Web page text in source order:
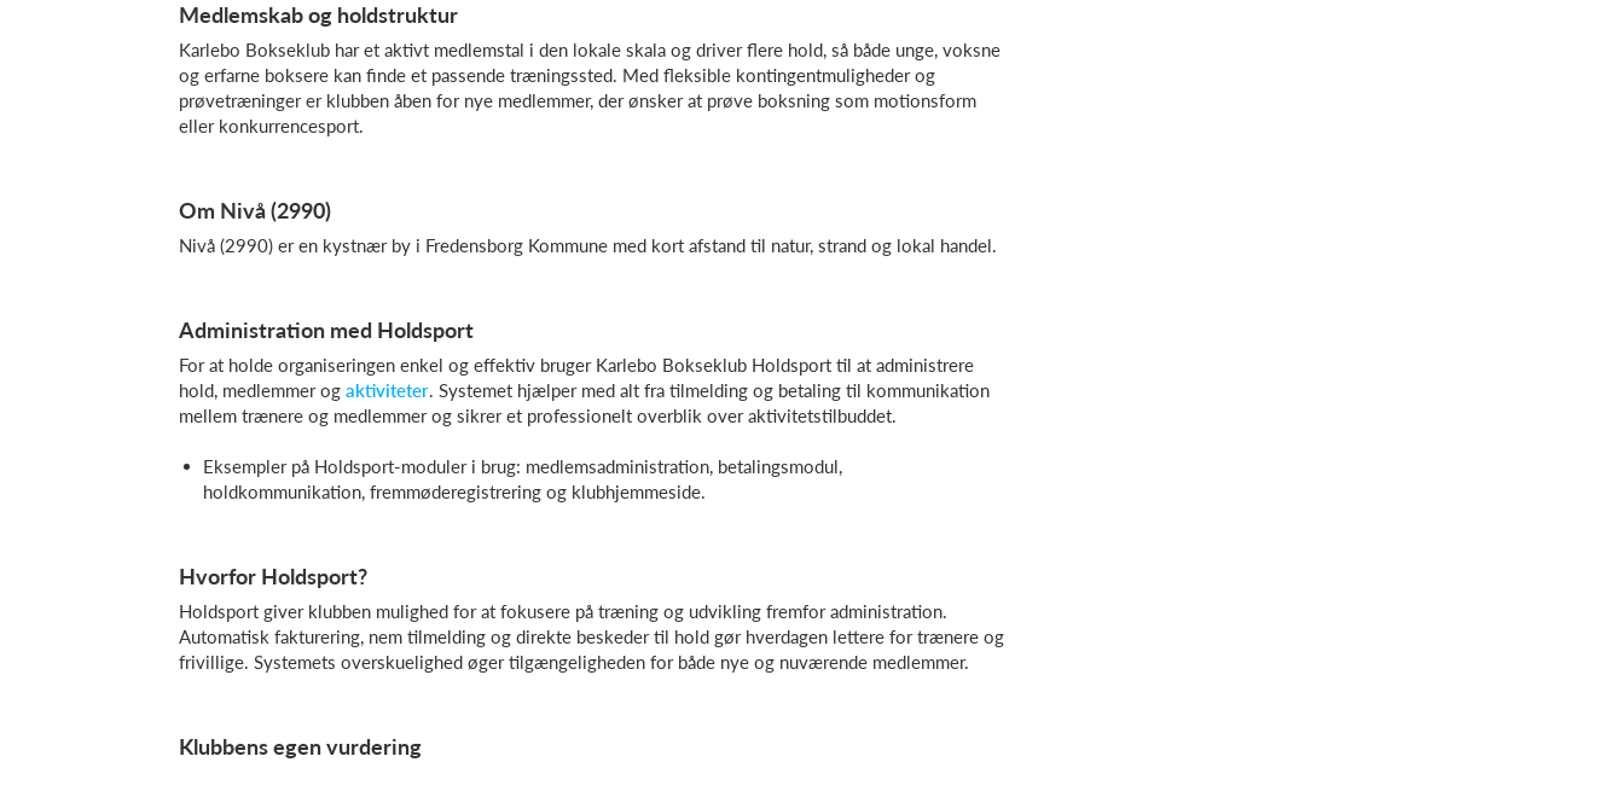
Medlemskab og holdstruktur
Karlebo Bokseklub har et aktivt medlemstal i den lokale skala og driver flere hold, så både unge, voksne
og erfarne boksere kan finde et passende træningssted. Med fleksible kontingentmuligheder og
prøvetræninger er klubben åben for nye medlemmer, der ønsker at prøve boksning som motionsform
eller konkurrencesport.
Om Nivå (2990)
Nivå (2990) er en kystnær by i Fredensborg Kommune med kort afstand til natur, strand og lokal handel.
Administration med Holdsport
For at holde organiseringen enkel og effektiv bruger Karlebo Bokseklub Holdsport til at administrere
hold, medlemmer og aktiviteter. Systemet hjælper med alt fra tilmelding og betaling til kommunikation
mellem trænere og medlemmer og sikrer et professionelt overblik over aktivitetstilbuddet.
Eksempler på Holdsport-moduler i brug: medlemsadministration, betalingsmodul,
holdkommunikation, fremmøderegistrering og klubhjemmeside.
Hvorfor Holdsport?
Holdsport giver klubben mulighed for at fokusere på træning og udvikling fremfor administration.
Automatisk fakturering, nem tilmelding og direkte beskeder til hold gør hverdagen lettere for trænere og
frivillige. Systemets overskuelighed øger tilgængeligheden for både nye og nuværende medlemmer.
Klubbens egen vurdering